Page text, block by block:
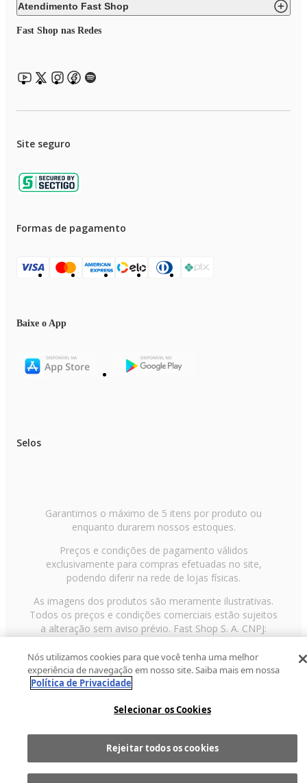
Atendimento Fast Shop
Fast Shop nas Redes
Site seguro
Formas de pagamento
Baixe o App
Selos
Garantimos o máximo de 5 itens por produto ou
enquanto durarem nossos estoques.
Preços e condições de pagamento válidos
exclusivamente para compras efetuadas no site,
podendo diferir na rede de lojas físicas.
As imagens dos produtos são meramente ilustrativas.
Todos os preços e condições comerciais estão sujeitos
a alteração sem aviso prévio. Fast Shop S. A. CNPJ:
Avenida Zaki Narchi, nº 1650, sobreloja, Carandiru, São
Paulo/SP, CEP 02029-001, Telefone: 11 3003-3728 ©
2013 Fast Shop - Todos os direitos reservados
Nós utilizamos cookies para que você tenha uma melhor
experiência de navegação em nosso site. Saiba mais em nossa
Política de Privacidade
Selecionar os Cookies
Rejeitar todos os cookies